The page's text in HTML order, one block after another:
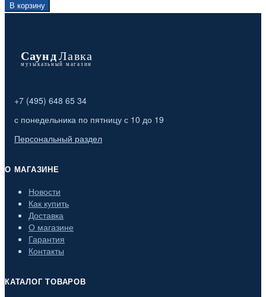
В корзину
+7 (495) 648 65 34
с понедельника по пятницу с 10 до 19
Персональный раздел
О МАГАЗИНЕ
Новости
Как купить
Доставка
О магазине
Гарантия
Контакты
КАТАЛОГ ТОВАРОВ